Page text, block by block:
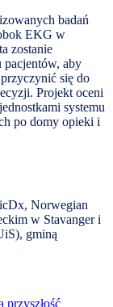
badań
EKG w
zostanie
pacjentów, aby
się do
Projekt oceni
systemu
po domy opieki i
Norwegian
w Stavanger i
gminą